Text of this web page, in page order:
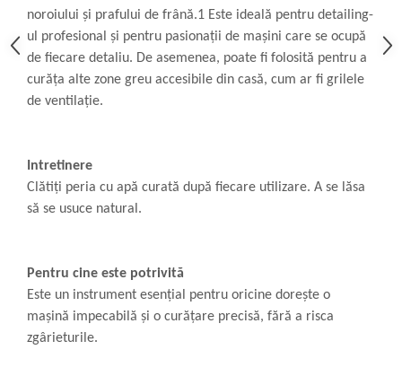
noroiului și prafului de frână.1 Este ideală pentru detailing-
ul profesional și pentru pasionații de mașini care se ocupă
de fiecare detaliu. De asemenea, poate fi folosită pentru a
curăța alte zone greu accesibile din casă, cum ar fi grilele
de ventilație.
Intretinere
Clătiți peria cu apă curată după fiecare utilizare. A se lăsa
să se usuce natural.
Pentru cine este potrivită
Este un instrument esențial pentru oricine dorește o
mașină impecabilă și o curățare precisă, fără a risca
zgârieturile.